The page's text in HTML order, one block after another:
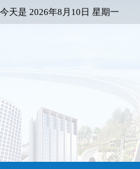
今天是 2026年8月10日 星期一